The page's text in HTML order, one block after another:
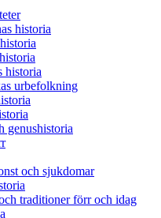
historia
historia
urbefolkning
genushistoria
och sjukdomar
traditioner förr och idag